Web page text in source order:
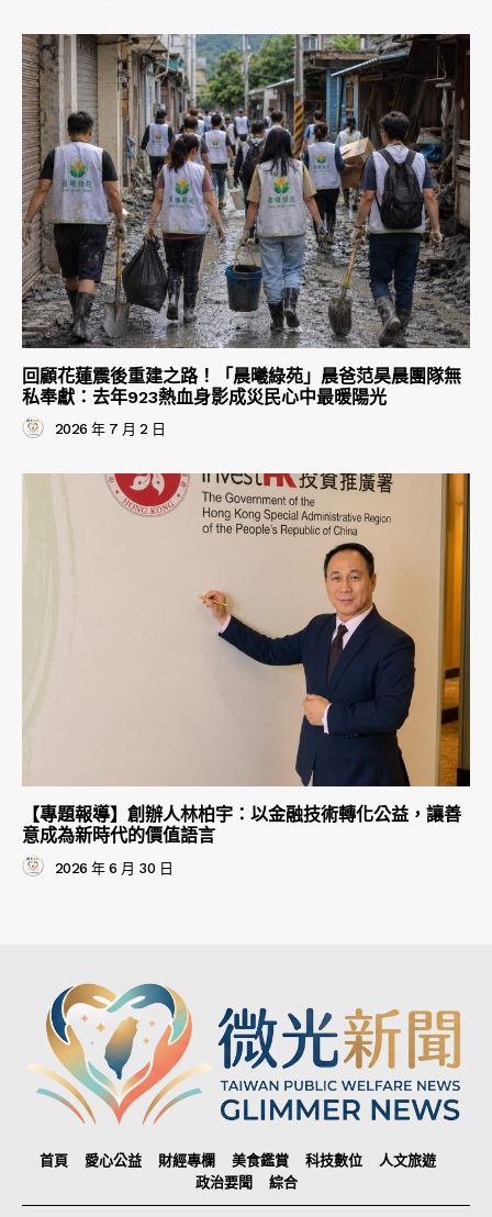
回顧花蓮震後重建之路！「晨曦綠苑」晨爸范昊晨團隊無
私奉獻：去年923熱血身影成災民心中最暖陽光
2026 年 7 月 2 日
【專題報導】創辦人林柏宇：以金融技術轉化公益，讓善
意成為新時代的價值語言
2026 年 6 月 30 日
首頁 愛心公益 財經專欄 美食鑑賞 科技數位
人文旅遊
政治要聞
綜合